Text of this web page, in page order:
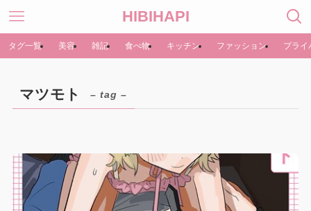
HIBIHAPI
タグ一覧 美容 雑記 食べ物 キッチン ファッション プライ
マツモト – tag –